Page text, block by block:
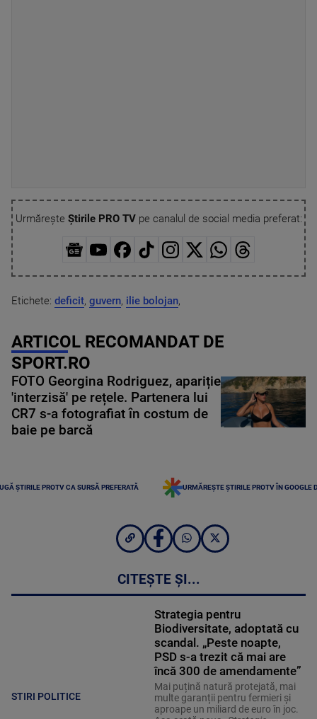
Urmărește Știrile PRO TVpe canalul de social media preferat:
Etichete: deficit, guvern, ilie bolojan,
ARTICOL RECOMANDAT DE
SPORT.RO
FOTO Georgina Rodriguez, apariție
'interzisă' pe rețele. Partenera lui
CR7 s-a fotografiat în costum de
baie pe barcă
ȘTIRILE PROTV CA SURSĂ PREFERATĂ URMĂREȘTE ȘTIRILE PROTV ÎN GOOGLE
CITEȘTE ȘI...
STIRI POLITICE
Strategia pentru
Biodiversitate, adoptată cu
scandal. „Peste noapte,
PSD s-a trezit că mai are
încă 300 de amendamente”
Mai puțină natură protejată, mai
multe garanții pentru fermieri și
aproape un miliard de euro în joc.